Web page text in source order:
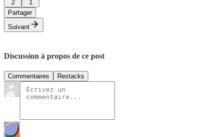
2
1
Partager
Suivant
Discussion à propos de ce post
Commentaires Restacks